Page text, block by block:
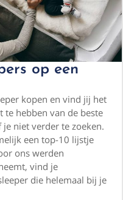
op een
kopen en vind jij het
te hebben van de beste
niet verder te zoeken.
een top-10 lijstje
ons werden
vind je
die helemaal bij je